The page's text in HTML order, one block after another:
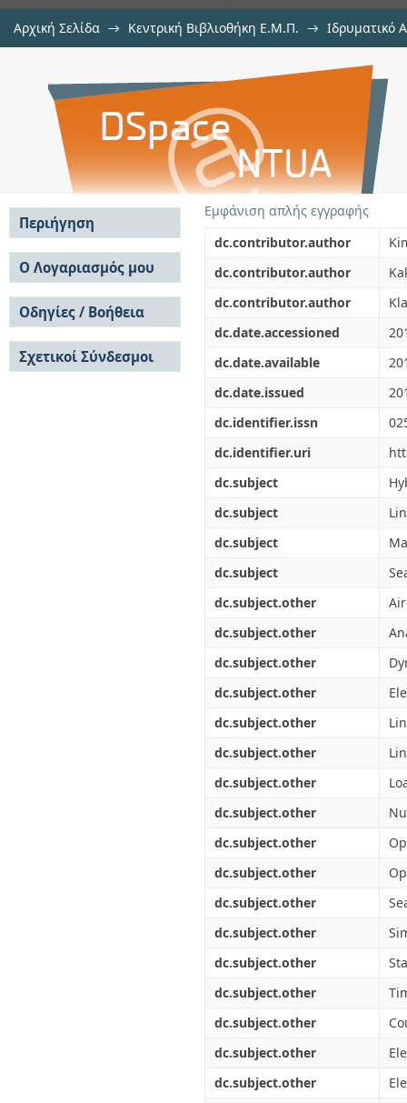
Αρχική Σελίδα → Κεντρική Βιβλιοθήκη Ε.Μ.Π. → Ιδρυματικό
Time variation of operational
Synchronous Generator under
Εμφάνιση απλής εγγραφής
dc.contributor.author
dc.contributor.author
dc.contributor.author
dc.date.accessioned
dc.date.available
dc.date.issued
dc.identifier.issn
dc.identifier.uri
dc.subject
dc.subject
dc.subject
dc.subject
dc.subject.other
dc.subject.other
dc.subject.other
dc.subject.other
dc.subject.other
dc.subject.other
dc.subject.other
dc.subject.other
dc.subject.other
dc.subject.other
dc.subject.other
dc.subject.other
dc.subject.other
dc.subject.other
dc.subject.other
dc.subject.other
dc.subject.other
Περιήγηση
Σε όλο το DSpace
Κοινότητες & Συλλογές
Ανά Ημερομηνία
Έκδοσης
Συγγραφείς
Τίτλοι
Θέματα
Ο Λογαριασμός μου
Σύνδεση
Εγγραφή
Οδηγίες / Βοήθεια
Οδηγίες Υποβολής
Οδηγίες Χρήσης ΙΑ
Συχνές Ερωτήσεις
Σχετικοί Σύνδεσμοι